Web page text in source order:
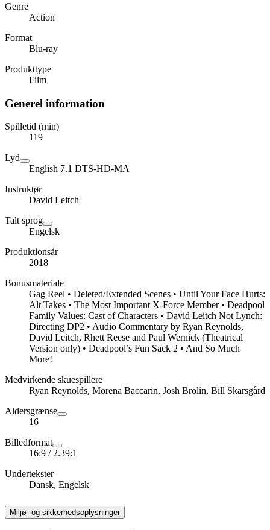
Genre
Action
Format
Blu-ray
Produkttype
Film
Generel information
Spilletid (min)
119
Lyd
English 7.1 DTS-HD-MA
Instruktør
David Leitch
Talt sprog
Engelsk
Produktionsår
2018
Bonusmateriale
Gag Reel • Deleted/Extended Scenes • Until Your Face Hurts:
Alt Takes • The Most Important X-Force Member • Deadpool
Family Values: Cast of Characters • David Leitch Not Lynch:
Directing DP2 • Audio Commentary by Ryan Reynolds,
David Leitch, Rhett Reese and Paul Wernick (Theatrical
Version only) • Deadpool’s Fun Sack 2 • And So Much
More!
Medvirkende skuespillere
Ryan Reynolds, Morena Baccarin, Josh Brolin, Bill Skarsgård
Aldersgrænse
16
Billedformat
16:9 / 2.39:1
Undertekster
Dansk, Engelsk
Miljø- og sikkerhedsoplysninger